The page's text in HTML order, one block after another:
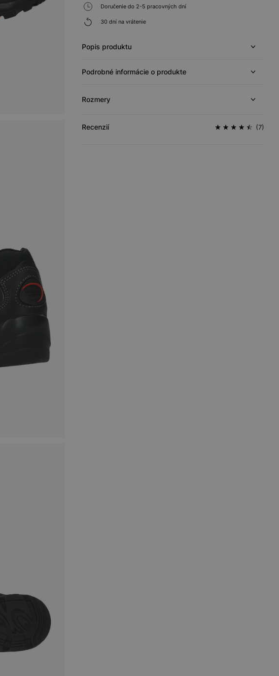
Doručenie do 2-5 pracovných dní
30 dní na vrátenie
Popis produktu
Podrobné informácie o produkte
Rozmery
Recenzií (7)